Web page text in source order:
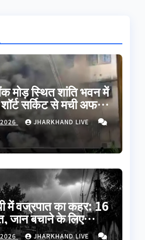
मोड़ स्थित शांति भवन में
सर्किट से मची अफरा-
टला
JHARKHAND LIVE
में वज्रपात का कहर: 16
जान बचाने के लिए
सावधानियां
2026
JHARKHAND LIVE